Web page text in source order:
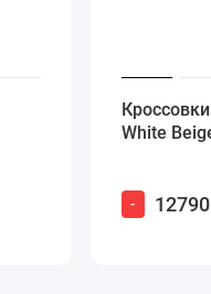
White
-